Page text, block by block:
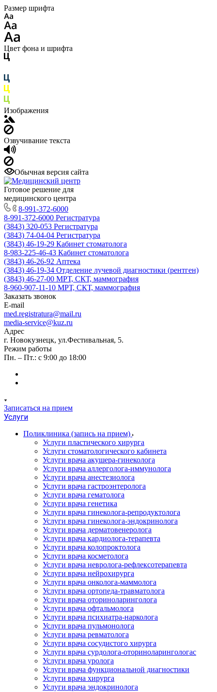
Размер шрифта
Цвет фона и шрифта
Изображения
Озвучивание текста
Обычная версия сайта
Готовое решение для
медицинского центра
8-991-372-6000
8-991-372-6000 Регистратура
(3843) 320-053 Регистратура
(3843) 74-04-04 Регистратура
(3843) 46-19-29 Кабинет стоматолога
8-983-225-46-43 Кабинет стоматолога
(3843) 46-26-92 Аптека
(3843) 46-19-34 Отделение лучевой диагностики (рентген)
(3843) 46-27-00 МРТ, СКТ, маммография
8-960-907-11-10 МРТ, СКТ, маммография
Заказать звонок
E-mail
med.registratura@mail.ru
media-service@kuz.ru
Адрес
г. Новокузнецк, ул.Фестивальная, 5.
Режим работы
Пн. – Пт.: с 9:00 до 18:00
Записаться на прием
Услуги
Поликлиника (запись на прием)
Услуги пластического хирурга
Услуги стоматологического кабинета
Услуги врача акушера-гинеколога
Услуги врача аллерголога-иммунолога
Услуги врача анестезиолога
Услуги врача гастроэнтеролога
Услуги врача гематолога
Услуги врача генетика
Услуги врача гинеколога-репродуктолога
Услуги врача гинеколога-эндокринолога
Услуги врача дерматовенеролога
Услуги врача кардиолога-терапевта
Услуги врача колопроктолога
Услуги врача косметолога
Услуги врача невролога-рефлексотерапевта
Услуги врача нейрохирурга
Услуги врача онколога-маммолога
Услуги врача ортопеда-травматолога
Услуги врача оториноларинголога
Услуги врача офтальмолога
Услуги врача психиатра-нарколога
Услуги врача пульмонолога
Услуги врача ревматолога
Услуги врача сосудистого хирурга
Услуги врача сурдолога-оториноларингологас
Услуги врача уролога
Услуги врача функциональной диагностики
Услуги врача хирурга
Услуги врача эндокринолога